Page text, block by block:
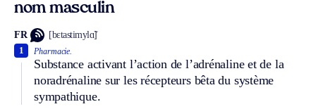
nom masculin
FR [bɛtastimylɑ̃]
Pharmacie.
Substance activant l’action de l’adrénaline et de la
noradrénaline sur les récepteurs bêta du système
sympathique.
1